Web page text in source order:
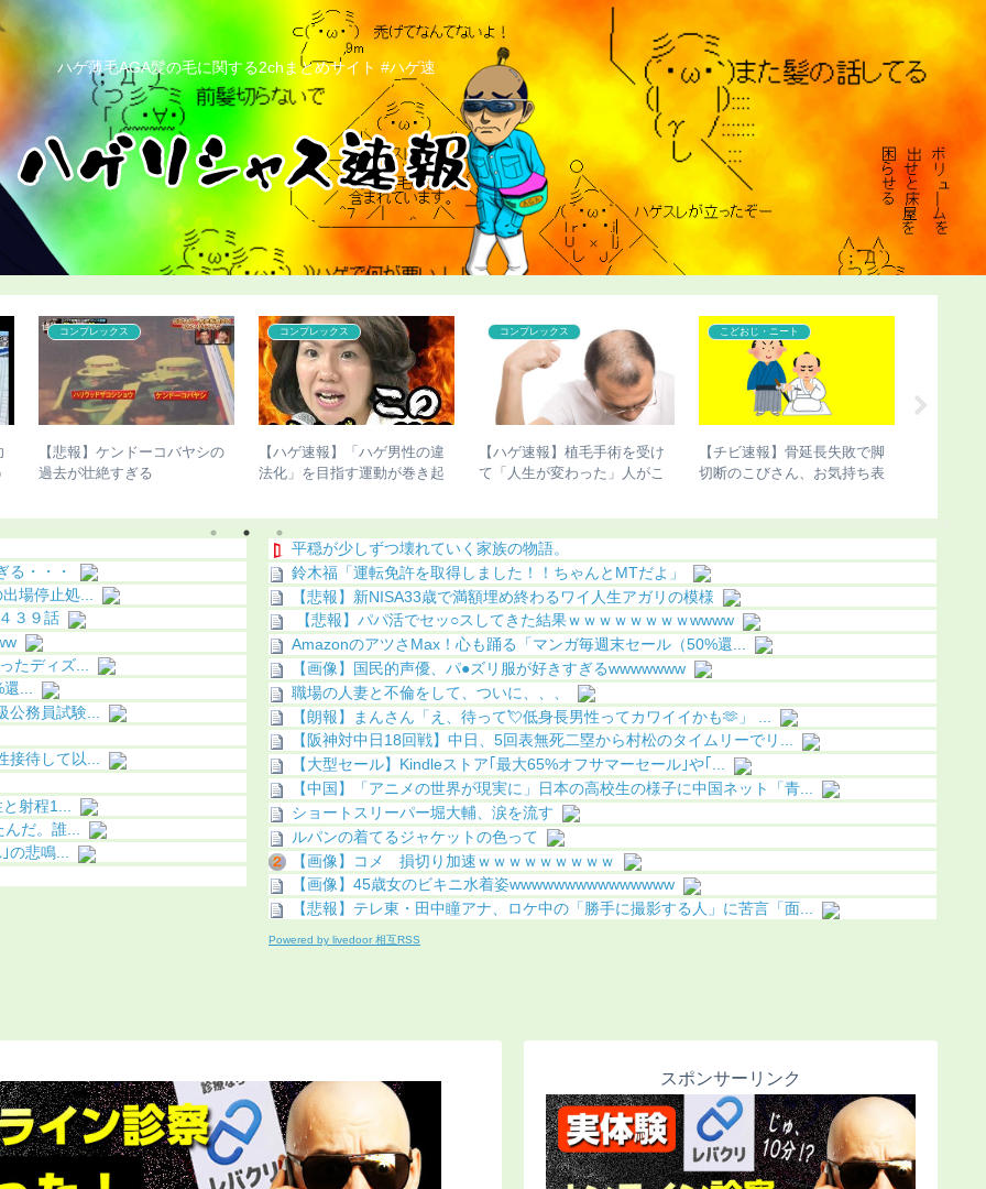
ハゲ薄毛AGA髪の毛に関する2chまとめサイト #ハゲ速
コンプレックス
【悲報】ケンドーコバヤシの
過去が壮絶すぎる
コンプレックス
【ハゲ速報】「ハゲ男性の違
法化」を目指す運動が巻き起
コンプレックス
【ハゲ速報】植毛手術を受け
て「人生が変わった」人がこ
こどおじ・ニート
【チビ速報】骨延長失敗で脚
切断のこびさん、お気持ち表
る・・・
場停止処...
３９話
たディズ...
還...
務員試験...
接待して以...
射程1...
だ。誰...
の悲鳴...
平穏が少しずつ壊れていく家族の物語。
鈴木福「運転免許を取得しました！！ちゃんとMTだよ」
【悲報】新NISA33歳で満額埋め終わるワイ人生アガリの模様
【悲報】パパ活でセッ○スしてきた結果ｗｗｗｗｗｗｗｗwwww
AmazonのアツさMax！心も踊る「マンガ毎週末セール（50%還...
【画像】国民的声優、パ●ズリ服が好きすぎるwwwwwww
職場の人妻と不倫をして、ついに、、、
【朗報】まんさん「え、待って💘低身長男性ってカワイイかも🫶」 ...
【阪神対中日18回戦】中日、5回表無死二塁から村松のタイムリーでリ...
【大型セール】Kindleストア｢最大65%オフサマーセール｣や｢...
【中国】「アニメの世界が現実に」日本の高校生の様子に中国ネット「青...
ショートスリーパー堀大輔、涙を流す
ルパンの着てるジャケットの色って
【画像】コメ 損切り加速ｗｗｗｗｗｗｗｗｗ
【画像】45歳女のビキニ水着姿wwwwwwwwwwwwwww
【悲報】テレ東・田中瞳アナ、ロケ中の「勝手に撮影する人」に苦言「面...
Powered by livedoor 相互RSS
スポンサーリンク